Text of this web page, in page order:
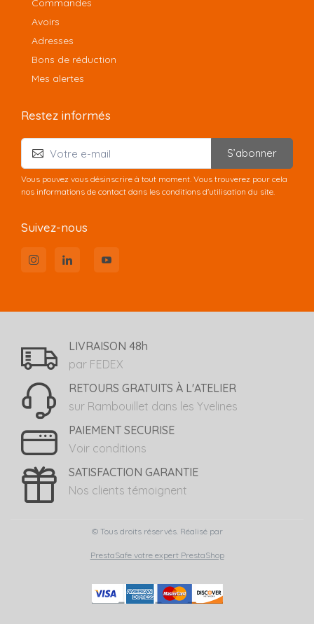
Commandes
Avoirs
Adresses
Bons de réduction
Mes alertes
Restez informés
S’abonner
Vous pouvez vous désinscrire à tout moment. Vous trouverez pour cela
nos informations de contact dans les conditions d'utilisation du site.
Suivez-nous
LIVRAISON 48h
par FEDEX
RETOURS GRATUITS À L'ATELIER
sur Rambouillet dans les Yvelines
PAIEMENT SECURISE
Voir conditions
SATISFACTION GARANTIE
Nos clients témoignent
© Tous droits réservés. Réalisé par
PrestaSafe votre expert PrestaShop